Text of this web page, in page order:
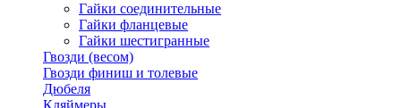
Гайки соединительные
Гайки фланцевые
Гайки шестигранные
Гвозди (весом)
Гвозди финиш и толевые
Дюбеля
Кляймеры